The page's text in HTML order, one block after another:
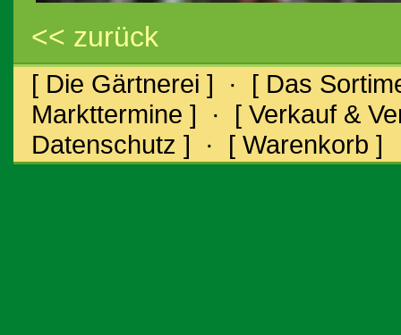
<< zurück
[ Die Gärtnerei ] · [ Das
Markttermine ] · [ Verkauf &
Datenschutz ] · [ Warenkorb ]